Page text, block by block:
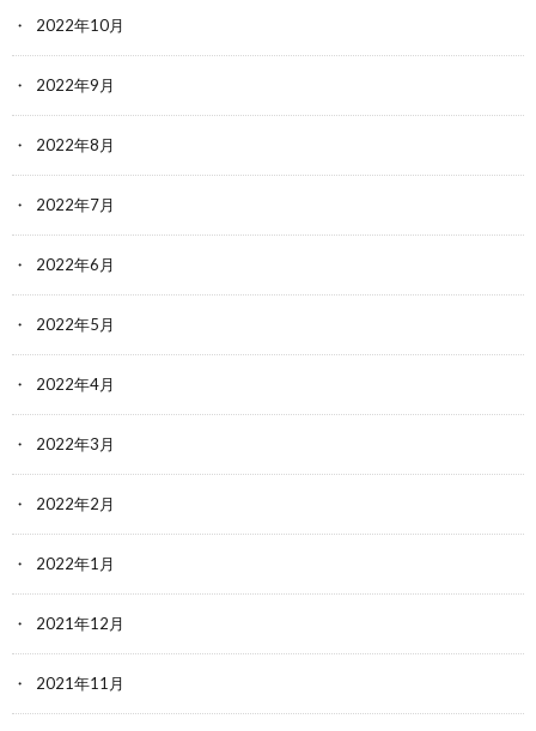
2022年10月
2022年9月
2022年8月
2022年7月
2022年6月
2022年5月
2022年4月
2022年3月
2022年2月
2022年1月
2021年12月
2021年11月